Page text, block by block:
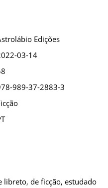
Edições
03-14
989-37-2883-3
libreto, de ficção, estudado